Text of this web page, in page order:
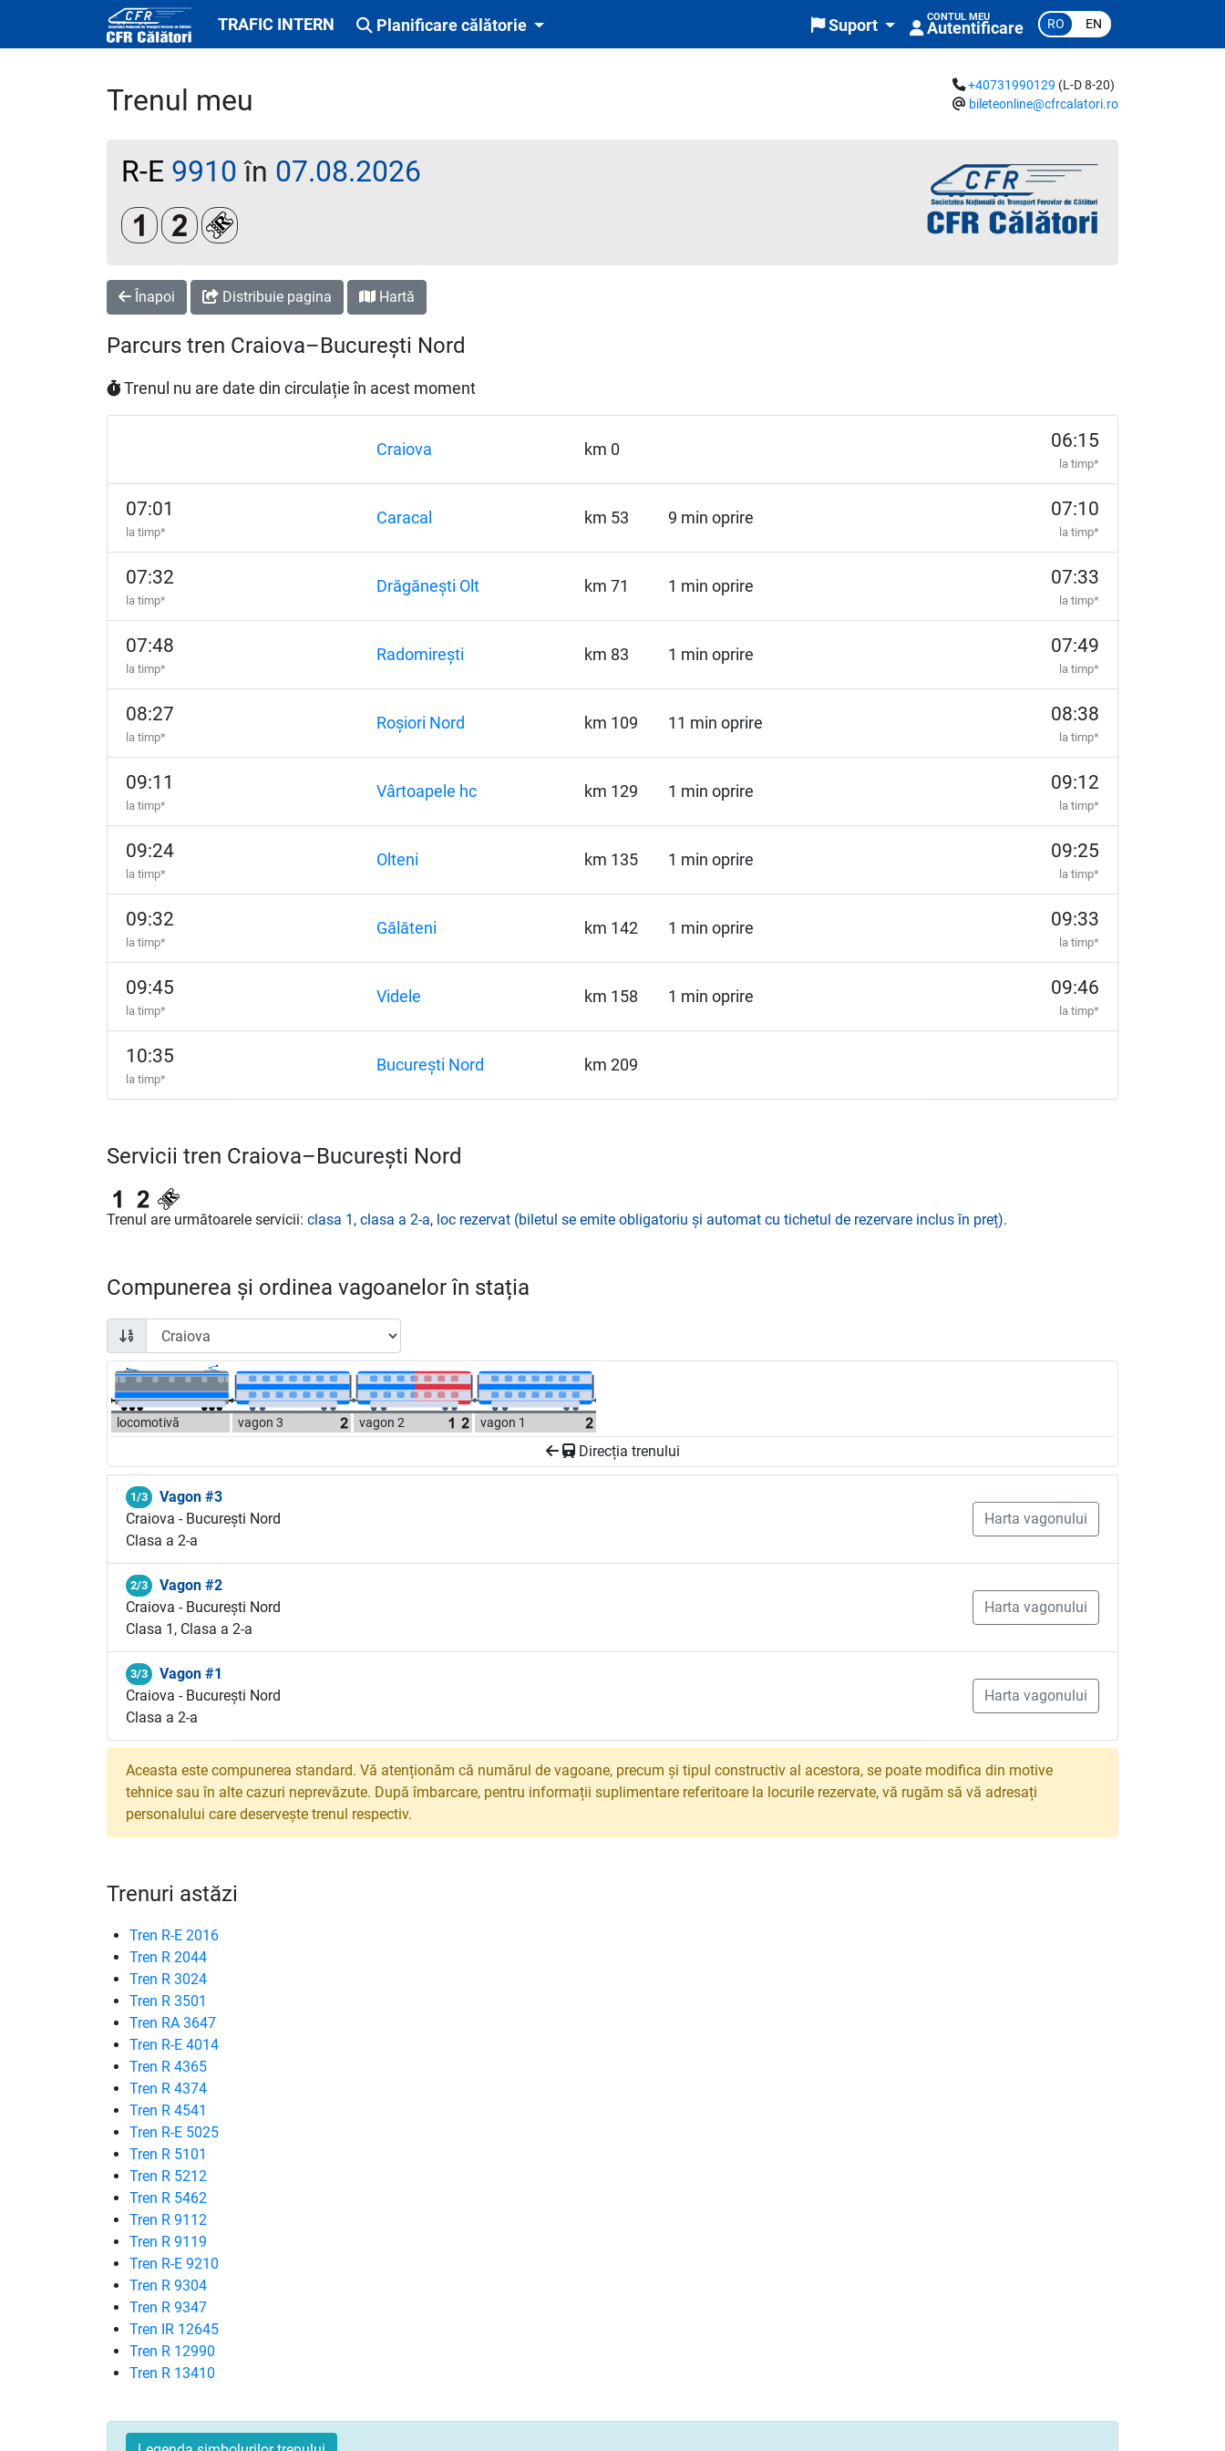
TRAFIC INTERN Planificare călătorie Suport CONTUL MEU
Autentificare RO EN
Trenul meu +40731990129 (L-D 8-20)
bileteonline@cfrcalatori.ro
R-E 9910 în 07.08.2026
Clasa 1Clasa a 2-aLoc rezervat (biletul se emite obligatoriu și automat cu tichetul de rezervare inclus în preț)
Înapoi Distribuie pagina Hartă
Parcurs tren Craiova–București Nord
Trenul nu are date din circulație în acest moment
Craiova km 0 06:15
la timp*
07:01
la timp*
Caracal km 53 9 min oprire 07:10
la timp*
07:32
la timp*
Drăgănești Olt km 71 1 min oprire 07:33
la timp*
07:48
la timp*
Radomirești km 83 1 min oprire 07:49
la timp*
08:27
la timp*
Roșiori Nord km 109 11 min oprire 08:38
la timp*
09:11
la timp*
Vârtoapele hc km 129 1 min oprire 09:12
la timp*
09:24
la timp*
Olteni km 135 1 min oprire 09:25
la timp*
09:32
la timp*
Gălăteni km 142 1 min oprire 09:33
la timp*
09:45
la timp*
Videle km 158 1 min oprire 09:46
la timp*
10:35
la timp*
București Nord km 209
Servicii tren Craiova–București Nord
Trenul are următoarele servicii: clasa 1 , clasa a 2-a, loc rezervat (biletul se emite obligatoriu și automat cu tichetul de rezervare inclus în preț).
Compunerea și ordinea vagoanelor în stația
locomotivă vagon 3 vagon 2 vagon 1
Direcția trenului
1/3
Vagon #3
Craiova - București Nord
Clasa a 2-a
Harta vagonului
2/3
Vagon #2
Craiova - București Nord
Clasa 1, Clasa a 2-a
Harta vagonului
3/3
Vagon #1
Craiova - București Nord
Clasa a 2-a
Harta vagonului
Aceasta este compunerea standard. Vă atenționăm că numărul de vagoane, precum și tipul constructiv al acestora, se poate modifica din motive
tehnice sau în alte cazuri neprevăzute. După îmbarcare, pentru informații suplimentare referitoare la locurile rezervate, vă rugăm să vă adresați
personalului care deservește trenul respectiv.
Trenuri astăzi
Tren R-E 2016
Tren R 2044
Tren R 3024
Tren R 3501
Tren RA 3647
Tren R-E 4014
Tren R 4365
Tren R 4374
Tren R 4541
Tren R-E 5025
Tren R 5101
Tren R 5212
Tren R 5462
Tren R 9112
Tren R 9119
Tren R-E 9210
Tren R 9304
Tren R 9347
Tren IR 12645
Tren R 12990
Tren R 13410